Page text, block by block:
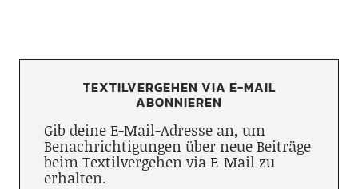
TEXTILVERGEHEN VIA E-MAIL
ABONNIEREN
Gib deine E-Mail-Adresse an, um
Benachrichtigungen über neue Beiträge
beim Textilvergehen via E-Mail zu
erhalten.